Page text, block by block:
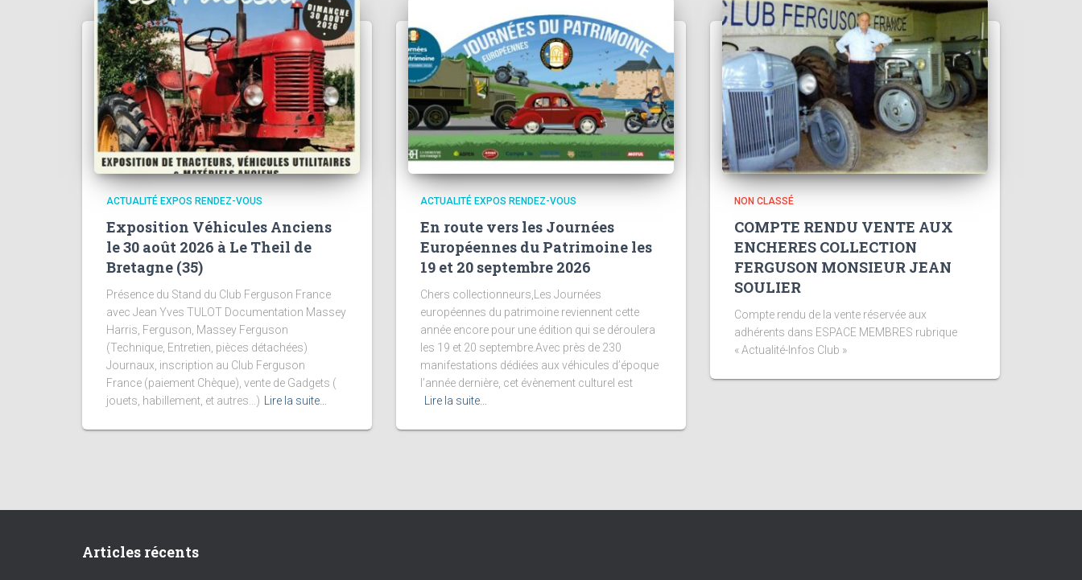
ACTUALITÉ EXPOS RENDEZ-VOUS
Exposition Véhicules Anciens
le 30 août 2026 à Le Theil de
Bretagne (35)
Présence du Stand du Club Ferguson France
avec Jean Yves TULOT Documentation Massey
Harris, Ferguson, Massey Ferguson
(Technique, Entretien, pièces détachées)
Journaux, inscription au Club Ferguson
France (paiement Chèque), vente de Gadgets (
jouets, habillement, et autres…)
Lire la suite…
ACTUALITÉ EXPOS RENDEZ-VOUS
En route vers les Journées
Européennes du Patrimoine les
19 et 20 septembre 2026
Chers collectionneurs,Les Journées
européennes du patrimoine reviennent cette
année encore pour une édition qui se déroulera
les 19 et 20 septembre.Avec près de 230
manifestations dédiées aux véhicules d’époque
l’année dernière, cet évènement culturel est
Lire la suite…
NON CLASSÉ
COMPTE RENDU VENTE AUX
ENCHERES COLLECTION
FERGUSON MONSIEUR JEAN
SOULIER
Compte rendu de la vente réservée aux
adhérents dans ESPACE MEMBRES rubrique
« Actualité-Infos Club »
Articles récents